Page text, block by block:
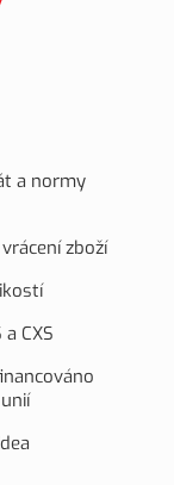
a normy
zboží
CXS